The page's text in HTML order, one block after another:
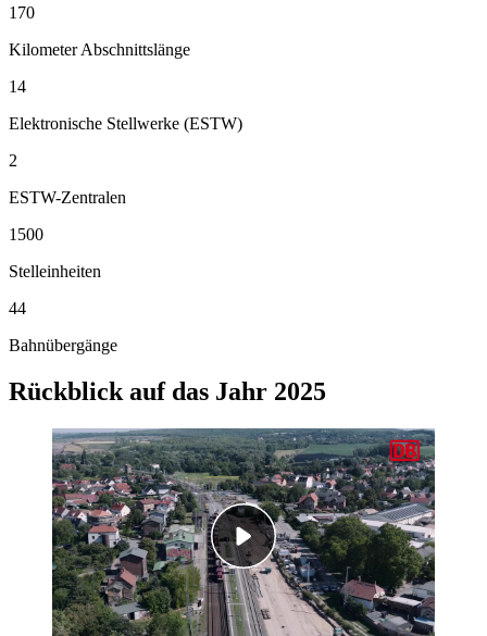
170
Kilometer Abschnittslänge
14
Elektronische Stellwerke (ESTW)
2
ESTW-Zentralen
1500
Stelleinheiten
44
Bahnübergänge
Rückblick auf das Jahr 2025